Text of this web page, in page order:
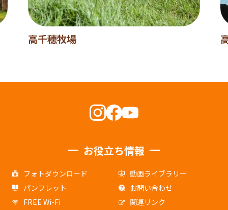
高千穂牧場
お役立ち情報
フォトダウンロード
動画ライブラリー
パンフレット
お問い合わせ
FREE Wi-Fi
関連リンク